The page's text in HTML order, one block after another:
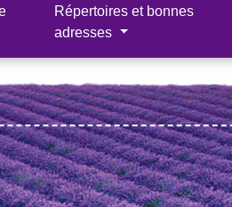
Répertoires et bonnes
adresses